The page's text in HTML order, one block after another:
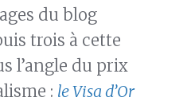
du blog
trois à cette
l’angle du prix
: le Visa d’Or